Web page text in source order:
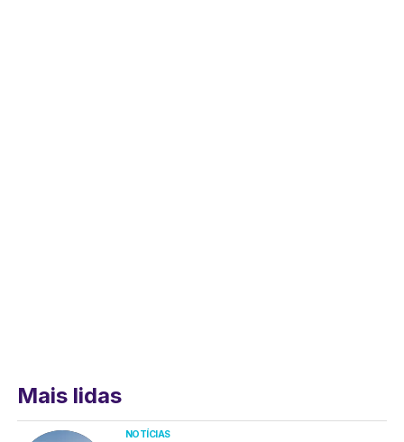
Mais lidas
NOTÍCIAS